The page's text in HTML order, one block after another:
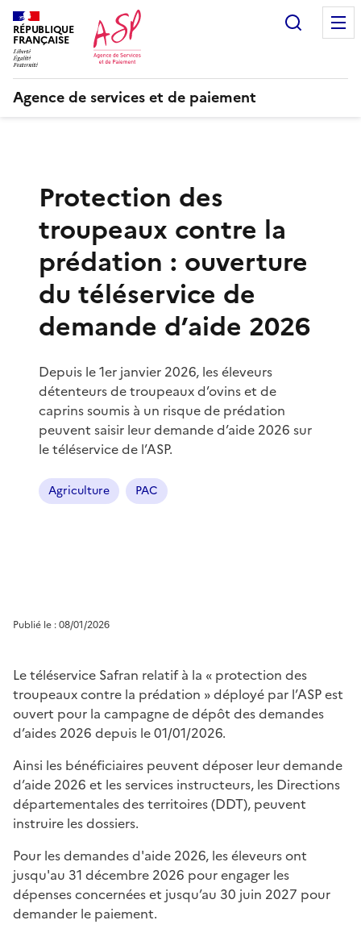
RÉPUBLIQUE
FRANÇAISE
Agence de services et de paiement
Protection des
troupeaux contre la
prédation : ouverture
du téléservice de
demande d’aide 2026
Depuis le 1er janvier 2026, les éleveurs
détenteurs de troupeaux d’ovins et de
caprins soumis à un risque de prédation
peuvent saisir leur demande d’aide 2026 sur
le téléservice de l’ASP.
Agriculture PAC
Publié le : 08/01/2026
Le téléservice Safran relatif à la « protection des
troupeaux contre la prédation » déployé par l’ASP est
ouvert pour la campagne de dépôt des demandes
d’aides 2026 depuis le 01/01/2026.
Ainsi les bénéficiaires peuvent déposer leur demande
d’aide 2026 et les services instructeurs, les Directions
départementales des territoires (DDT), peuvent
instruire les dossiers.
Pour les demandes d'aide 2026, les éleveurs ont
jusqu'au 31 décembre 2026 pour engager les
dépenses concernées et jusqu’au 30 juin 2027 pour
demander le paiement.